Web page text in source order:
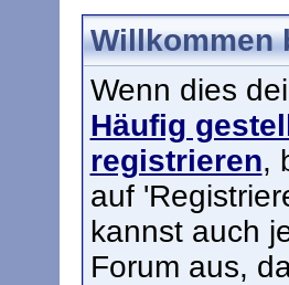
Willkommen
Wenn dies
Häufig
registrieren,
auf
kannst auch
Forum aus,